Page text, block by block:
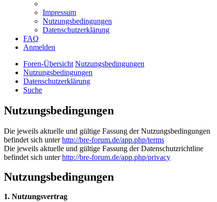
Impressum
Nutzungsbedingungen
Datenschutzerklärung
FAQ
Anmelden
Foren-Übersicht Nutzungsbedingungen
Nutzungsbedingungen
Datenschutzerklärung
Suche
Nutzungsbedingungen
Die jeweils aktuelle und gültige Fassung der Nutzungsbedingungen
befindet sich unterhttp://bre-forum.de/app.php/terms
Die jeweils aktuelle und gültige Fassung der Datenschutzrichtline
befindet sich unterhttp://bre-forum.de/app.php/privacy
Nutzungsbedingungen
1. Nutzungsvertrag